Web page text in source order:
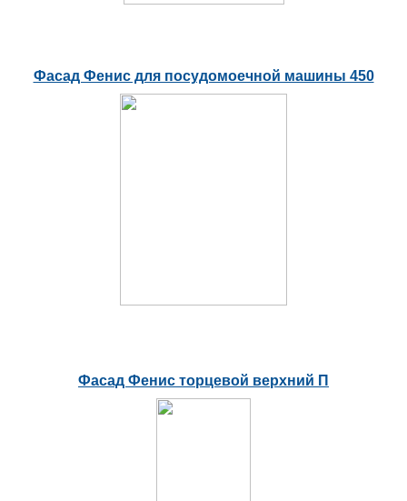
Фасад Фенис для посудомоечной машины 450
Фасад Фенис торцевой верхний П